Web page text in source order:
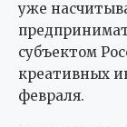
уже
субъектом
креативных
февраля.